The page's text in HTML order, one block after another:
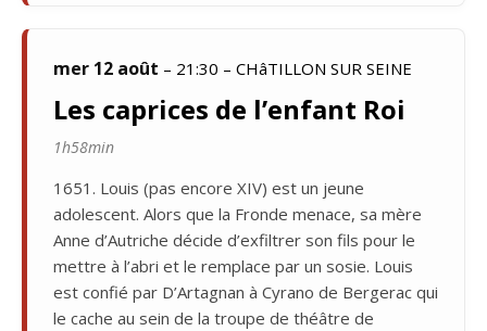
mer 12 août – 21:30 – CHâTILLON SUR SEINE
Les caprices de l’enfant Roi
1h58min
1651. Louis (pas encore XIV) est un jeune
adolescent. Alors que la Fronde menace, sa mère
Anne d’Autriche décide d’exfiltrer son fils pour le
mettre à l’abri et le remplace par un sosie. Louis
est confié par D’Artagnan à Cyrano de Bergerac qui
le cache au sein de la troupe de théâtre de